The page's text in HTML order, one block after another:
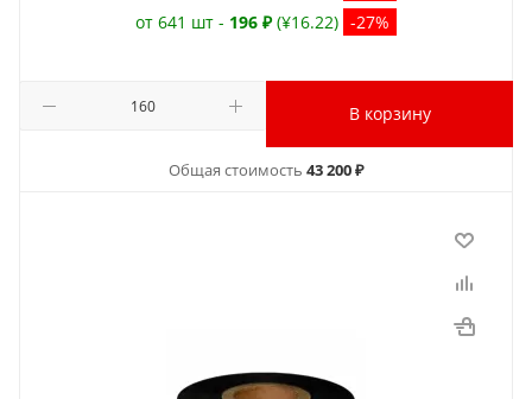
от 641 шт - 196 ₽ (¥16.22) -27%
В корзину
Общая стоимость 43 200 ₽